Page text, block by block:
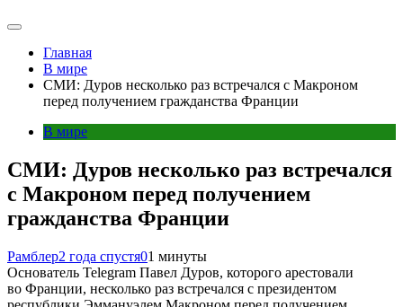
Главная
В мире
СМИ: Дуров несколько раз встречался с Макроном
перед получением гражданства Франции
В мире
СМИ: Дуров несколько раз встречался
с Макроном перед получением
гражданства Франции
Рамблер2 года спустя01 минуты
Основатель Telegram Павел Дуров, которого арестовали
во Франции, несколько раз встречался с президентом